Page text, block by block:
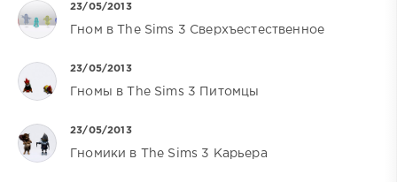
23/05/2013
Гном в The Sims 3 Сверхъестественное
23/05/2013
Гномы в The Sims 3 Питомцы
23/05/2013
Гномики в The Sims 3 Карьера